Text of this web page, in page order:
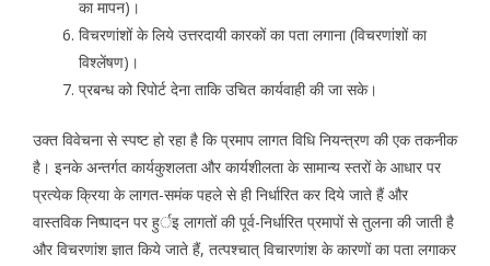
का मापन)।
विचरणांशों के लिये उत्तरदायी कारकों का पता लगाना (विचरणांशों का
विश्लेंषण)।
प्रबन्ध को रिपोर्ट देना ताकि उचित कार्यवाही की जा सके।
उक्त विवेचना से स्पष्ट हो रहा है कि प्रमाप लागत विधि नियन्त्रण की एक तकनीक
है। इनके अन्तर्गत कार्यकुशलता और कार्यशीलता के सामान्य स्तरों के आधार पर
प्रत्येक क्रिया के लागत-समंक पहले से ही निर्धारित कर दिये जाते हैं और
वास्तविक निष्पादन पर हुर्इ लागतों की पूर्व-निर्धारित प्रमापों से तुलना की जाती है
और विचरणांश ज्ञात किये जाते हैं, तत्पश्चात् विचारणांश के कारणों का पता लगाकर